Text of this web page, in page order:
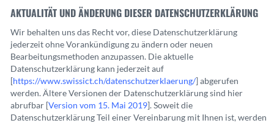
AKTUALITÄT UND ÄNDERUNG DIESER DATENSCHUTZERKLÄRUNG
Wir behalten uns das Recht vor, diese Datenschutzerklärung
jederzeit ohne Vorankündigung zu ändern oder neuen
Bearbeitungsmethoden anzupassen. Die aktuelle
Datenschutzerklärung kann jederzeit auf
[https://www.swissict.ch/datenschutzerklaerung/] abgerufen
werden. Ältere Versionen der Datenschutzerklärung sind hier
abrufbar [Version vom 15. Mai 2019]. Soweit die
Datenschutzerklärung Teil einer Vereinbarung mit Ihnen ist, werden